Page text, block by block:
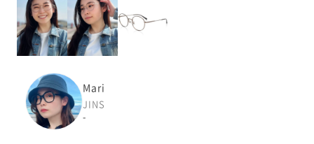
Mari
JINS
-